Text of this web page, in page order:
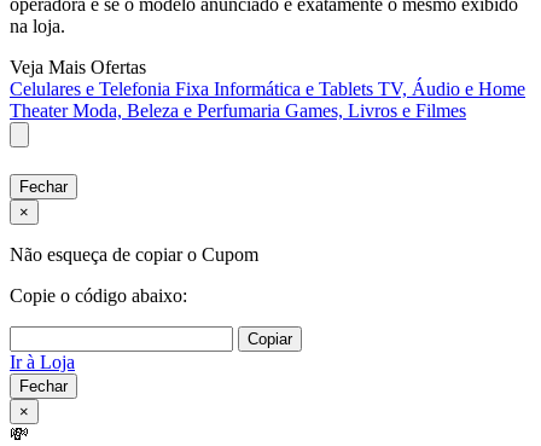
na loja.
Veja Mais Ofertas
Celulares e Telefonia Fixa Informática e Tablets TV, Áudio e Home
TheaterModa, Beleza e Perfumaria Games, Livros e Filmes
Fechar
×
Não esqueça de copiar o Cupom
Copie o código abaixo:
Copiar
Ir à Loja
Fechar
×
💸